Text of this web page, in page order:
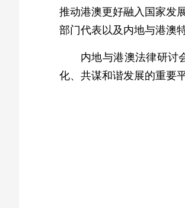
推动港澳更好融入国家发
部门代表以及内地与港澳
内地与港澳法律研讨
化、共谋和谐发展的重要平